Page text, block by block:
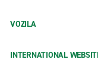
VOZILA
INTERNATIONAL